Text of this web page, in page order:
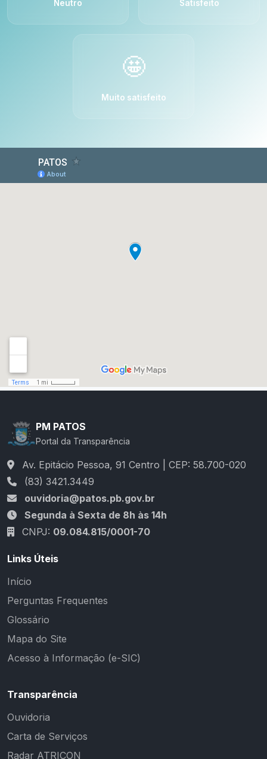
Neutro Satisfeito
🤩
Muito satisfeito
PM PATOS
Portal da Transparência
Av. Epitácio Pessoa, 91 Centro | CEP: 58.700-020
(83) 3421.3449
ouvidoria@patos.pb.gov.br
Segunda à Sexta de 8h às 14h
CNPJ: 09.084.815/0001-70
Links Úteis
Início
Perguntas Frequentes
Glossário
Mapa do Site
Acesso à Informação (e-SIC)
Transparência
Ouvidoria
Carta de Serviços
Radar ATRICON